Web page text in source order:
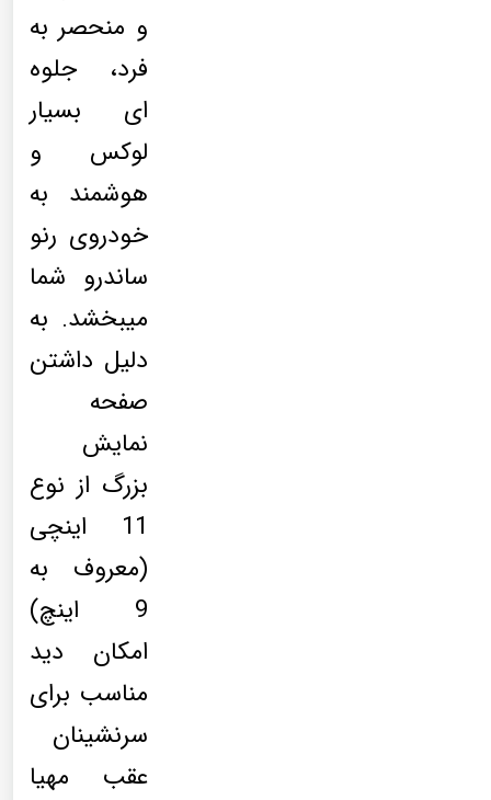
و منحصر به
فرد، جلوه
ای بسیار
لوکس و
هوشمند به
خودروی رنو
ساندرو شما
میبخشد. به
دلیل داشتن
صفحه
نمایش
بزرگ از نوع
11 اینچی
(معروف به
9 اینچ)
امکان دید
مناسب برای
سرنشینان
عقب مهیا